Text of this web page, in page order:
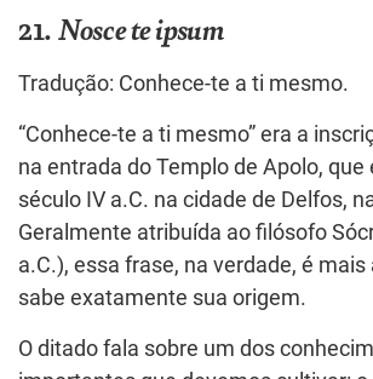
21.Nosce te ipsum
Tradução: Conhece-te a ti mesmo.
“Conhece-te a ti mesmo” era a
na entrada do Templo de Apolo, que
século IV a.C. na cidade de Delfos,
Geralmente atribuída ao filósofo
a.C.), essa frase, na verdade, é mais
sabe exatamente sua origem.
O ditado fala sobre um dos